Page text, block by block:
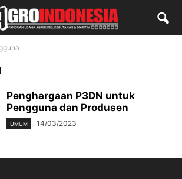
Penghargaan P3DN untuk
Pengguna dan Produsen
UMUM 14/03/2023